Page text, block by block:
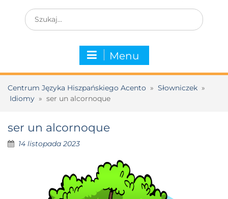
Menu
Centrum Języka Hiszpańskiego Acento » Słowniczek »
Idiomy » ser un alcornoque
ser un alcornoque
14 listopada 2023